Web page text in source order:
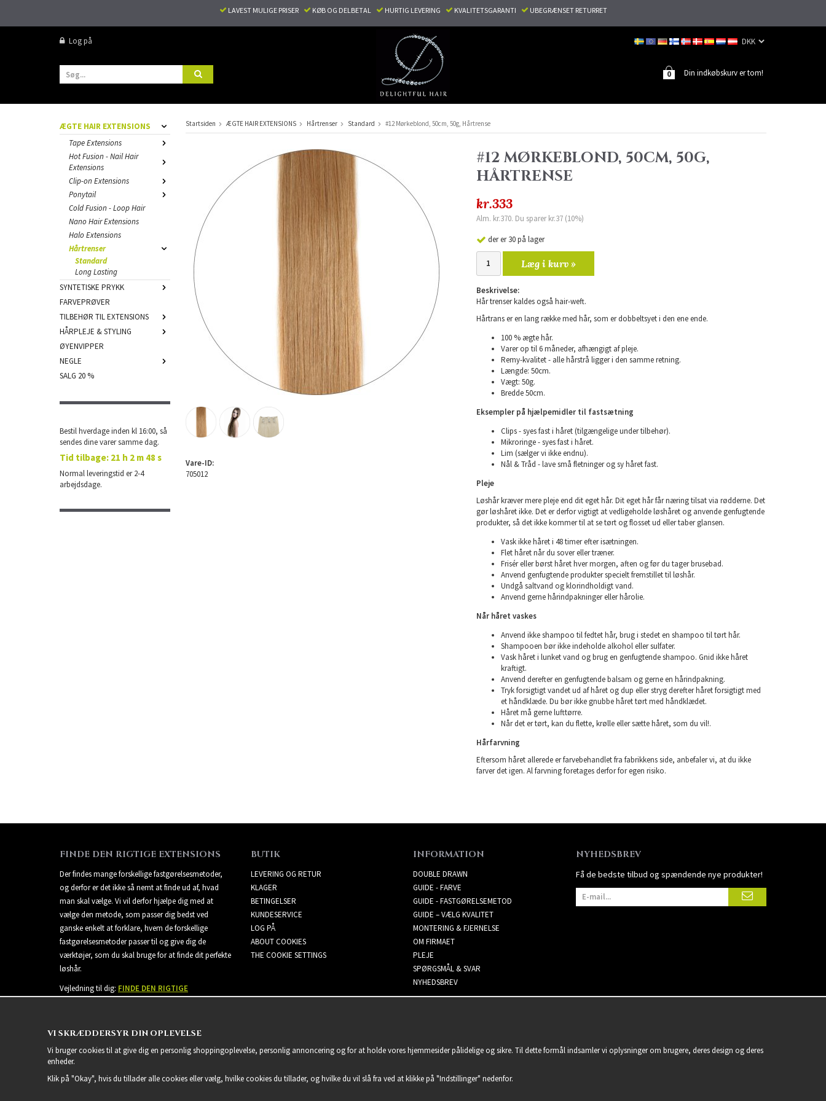
LAVEST MULIGE PRISER KØB OG DELBETAL HURTIG LEVERING KVALITETSGARANTI UBEGRÆNSET RETURRET
Log på
Din indkøbskurv er tom!
0
ÆGTE HAIR EXTENSIONS
Tape Extensions
Hot Fusion - Nail Hair
Extensions
Clip-on Extensions
Ponytail
Cold Fusion - Loop Hair
Nano Hair Extensions
Halo Extensions
Hårtrenser
Standard
Long Lasting
SYNTETISKE PRYKK
FARVEPRØVER
TILBEHØR TIL EXTENSIONS
HÅRPLEJE & STYLING
ØYENVIPPER
NEGLE
SALG 20 %
Bestil hverdage inden kl 16:00, så
sendes dine varer samme dag.
Tid tilbage: 21 h 2 m 47 s
Normal leveringstid er 2-4
arbejdsdage.
Startsiden ÆGTE HAIR EXTENSIONS Hårtrenser Standard #12 Mørkeblond, 50cm, 50g, Hårtrense
#12 MØRKEBLOND, 50CM, 50G,
HÅRTRENSE
kr.333
Alm. kr.370. Du sparer kr.37 (10%)
der er 30 på lager
Læg i kurv »
Beskrivelse:
Hår trenser kaldes også hair-weft.
Hårtrans er en lang række med hår, som er dobbeltsyet i den ene ende.
100 % ægte hår.
Varer op til 6 måneder, afhængigt af pleje.
Remy-kvalitet - alle hårstrå ligger i den samme retning.
Længde: 50cm.
Vægt: 50g.
Bredde 50cm.
Eksempler på hjælpemidler til fastsætning
Clips - syes fast i håret (tilgængelige under tilbehør).
Mikroringe - syes fast i håret.
Lim (sælger vi ikke endnu).
Nål & Tråd - lave små fletninger og sy håret fast.
Pleje
Løshår kræver mere pleje end dit eget hår. Dit eget hår får næring tilsat via rødderne. Det
gør løshåret ikke. Det er derfor vigtigt at vedligeholde løshåret og anvende genfugtende
produkter, så det ikke kommer til at se tørt og flosset ud eller taber glansen.
Vask ikke håret i 48 timer efter isætningen.
Flet håret når du sover eller træner.
Frisér eller børst håret hver morgen, aften og før du tager brusebad.
Anvend genfugtende produkter specielt fremstillet til løshår.
Undgå saltvand og klorindholdigt vand.
Anvend gerne hårindpakninger eller hårolie.
Når håret vaskes
Anvend ikke shampoo til fedtet hår, brug i stedet en shampoo til tørt hår.
Shampooen bør ikke indeholde alkohol eller sulfater.
Vask håret i lunket vand og brug en genfugtende shampoo. Gnid ikke håret
kraftigt.
Anvend derefter en genfugtende balsam og gerne en hårindpakning.
Tryk forsigtigt vandet ud af håret og dup eller stryg derefter håret forsigtigt med
et håndklæde. Du bør ikke gnubbe håret tørt med håndklædet.
Håret må gerne lufttørre.
Når det er tørt, kan du flette, krølle eller sætte håret, som du vil!.
Hårfarvning
Eftersom håret allerede er farvebehandlet fra fabrikkens side, anbefaler vi, at du ikke
farver det igen. Al farvning foretages derfor for egen risiko.
Vare-ID:
705012
FINDE DEN RIGTIGE EXTENSIONS
Der findes mange forskellige fastgørelsesmetoder,
og derfor er det ikke så nemt at finde ud af, hvad
man skal vælge. Vi vil derfor hjælpe dig med at
vælge den metode, som passer dig bedst ved
ganske enkelt at forklare, hvem de forskellige
fastgørelsesmetoder passer til og give dig de
værktøjer, som du skal bruge for at finde dit perfekte
løshår.
Vejledning til dig: FINDE DEN RIGTIGE
BUTIK
LEVERING OG RETUR
KLAGER
BETINGELSER
KUNDESERVICE
LOG PÅ
ABOUT COOKIES
THE COOKIE SETTINGS
INFORMATION
DOUBLE DRAWN
GUIDE - FARVE
GUIDE - FASTGØRELSEMETOD
GUIDE – VÆLG KVALITET
MONTERING & FJERNELSE
OM FIRMAET
PLEJE
SPØRGSMÅL & SVAR
NYHEDSBREV
NYHEDSBREV
Få de bedste tilbud og spændende nye produkter!
VI SKRÆDDERSYR DIN OPLEVELSE
Vi bruger cookies til at give dig en personlig shoppingoplevelse, personlig annoncering og for at holde vores hjemmesider pålidelige og sikre. Til dette formål indsamler vi oplysninger om brugere, deres design og deres
enheder.
Klik på "Okay", hvis du tillader alle cookies eller vælg, hvilke cookies du tillader, og hvilke du vil slå fra ved at klikke på "Indstillinger" nedenfor.